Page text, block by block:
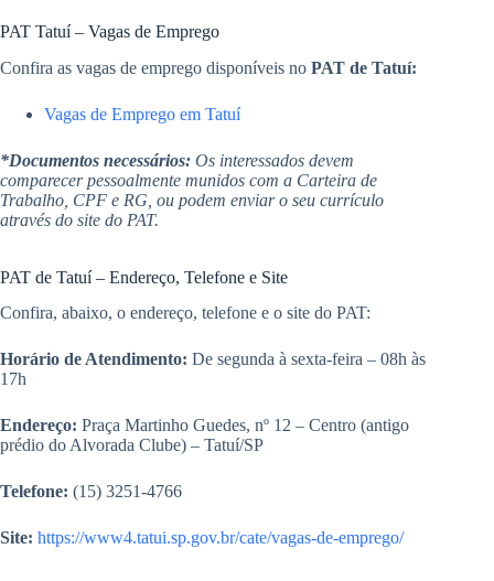
PAT Tatuí – Vagas de Emprego
Confira as vagas de emprego disponíveis no PAT de Tatuí:
Vagas de Emprego em Tatuí
*Documentos necessários: Os interessados devem
comparecer pessoalmente munidos com a Carteira de
Trabalho, CPF e RG, ou podem enviar o seu currículo
através do site do PAT.
PAT de Tatuí – Endereço, Telefone e Site
Confira, abaixo, o endereço, telefone e o site do PAT:
Horário de Atendimento: De segunda à sexta-feira – 08h às
17h
Endereço: Praça Martinho Guedes, nº 12 – Centro (antigo
prédio do Alvorada Clube) – Tatuí/SP
Telefone: (15) 3251-4766
Site: https://www4.tatui.sp.gov.br/cate/vagas-de-emprego/